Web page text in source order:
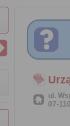
ul.
07-